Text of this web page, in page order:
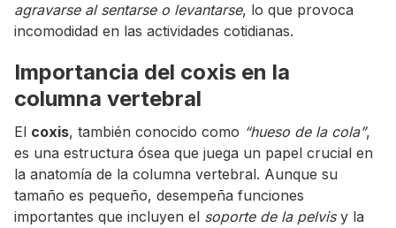
agravarse al sentarse o levantarse, lo que provoca
incomodidad en las actividades cotidianas.
Importancia del coxis en la
columna vertebral
El coxis, también conocido como “hueso de la cola”,
es una estructura ósea que juega un papel crucial en
la anatomía de la columna vertebral. Aunque su
tamaño es pequeño, desempeña funciones
importantes que incluyen el soporte de la pelvisy la